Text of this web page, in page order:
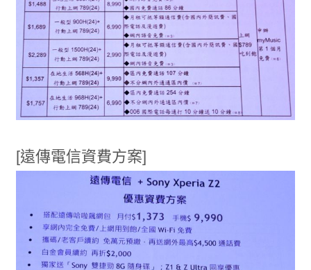
[遠傳電信資費方案]